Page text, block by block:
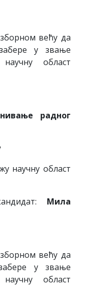
већу да
у звање
област
радног
научну област
Мила
већу да
у звање
област